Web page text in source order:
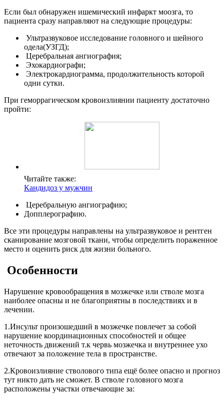
Если был обнаружен ишемический инфаркт моозга, то
пациента сразу направляют на следующие процедуры:
Ультразвуковое исследование головного и шейного
одела(УЗГД);
Церебральная ангиография;
Эхокардиографи;
Электрокардиограмма, продолжительность которой
одни сутки.
При геморрагическом кровоизлиянии пациенту достаточно
пройти:
Читайте также:
Кандидоз у мужчин
Церебральную ангиографию;
Допплерографию.
Все эти процедуры направлены на ультразвуковое и рентген
сканирование мозговой ткани, чтобы определить пораженное
место и оценить риск для жизни больного.
Особенности
Нарушение кровообращения в мозжечке или стволе мозга
наиболее опасны и не благоприятны в последствиях и в
лечении.
1.Инсульт произошедший в мозжечке повлечет за собой
нарушение координационных способностей и общее
неточность движений т.к червь мозжечка и внутреннее ухо
отвечают за положение тела в пространстве.
2.Кровоизлияние стволового типа ещё более опасно и прогноз
тут никто дать не сможет. В стволе головного мозга
расположены участки отвечающие за: